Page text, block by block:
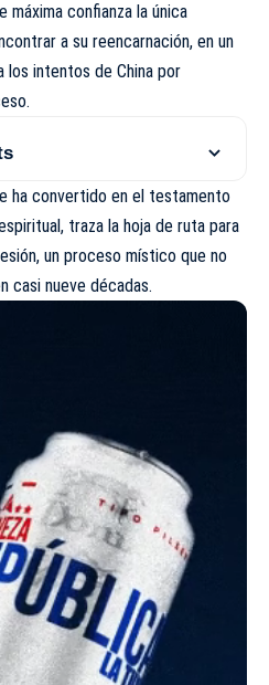
máxima confianza la única
a su reencarnación, en un
intentos de China por
ha convertido en el testamento
traza la hoja de ruta para
un proceso místico que no
casi nueve décadas.